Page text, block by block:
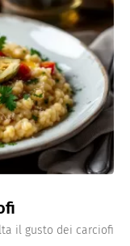
il gusto dei carciofi